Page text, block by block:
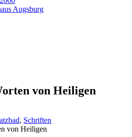
Augsburg
von Heiligen
, Schriften
von Heiligen